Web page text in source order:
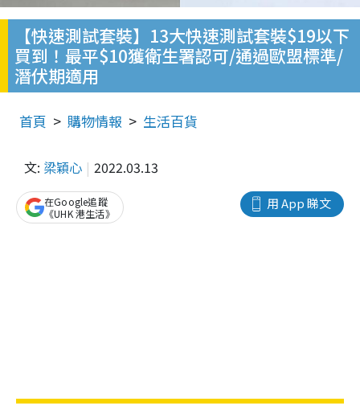
【快速測試套裝】13大快速測試套裝$19以下
買到！最平$10獲衛生署認可/通過歐盟標準/
潛伏期適用
首頁 購物情報 生活百貨
文: 梁穎心 2022.03.13
用 App 睇文
在Google追蹤
《UHK 港生活》